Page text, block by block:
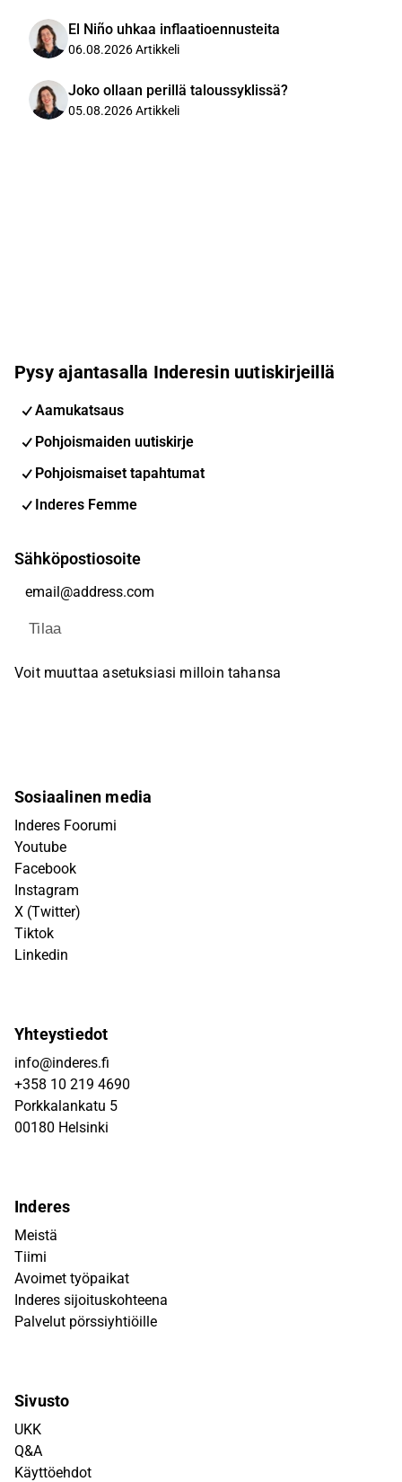
El Niño uhkaa inflaatioennusteita
06.08.2026Artikkeli
Joko ollaan perillä taloussyklissä?
05.08.2026Artikkeli
Pysy ajantasalla Inderesin uutiskirjeillä
Aamukatsaus
Pohjoismaiden uutiskirje
Pohjoismaiset tapahtumat
Inderes Femme
Sähköpostiosoite
Tilaa
Voit muuttaa asetuksiasi milloin tahansa
Sosiaalinen media
Inderes Foorumi
Youtube
Facebook
Instagram
X (Twitter)
Tiktok
Linkedin
Yhteystiedot
info@inderes.fi
+358 10 219 4690
Porkkalankatu 5
00180 Helsinki
Inderes
Meistä
Tiimi
Avoimet työpaikat
Inderes sijoituskohteena
Palvelut pörssiyhtiöille
Sivusto
UKK
Q&A
Käyttöehdot